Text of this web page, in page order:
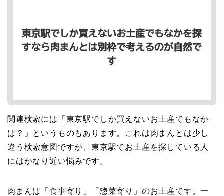
関連検索には「東京駅でしか買えないお土産でもなか
は？」というものもあります。これは肉まんとは少し
違う検索意図ですが、東京駅でお土産を探している人
にはかなり近い悩みです。
肉まんは「食事寄り」「惣菜寄り」のお土産です。一